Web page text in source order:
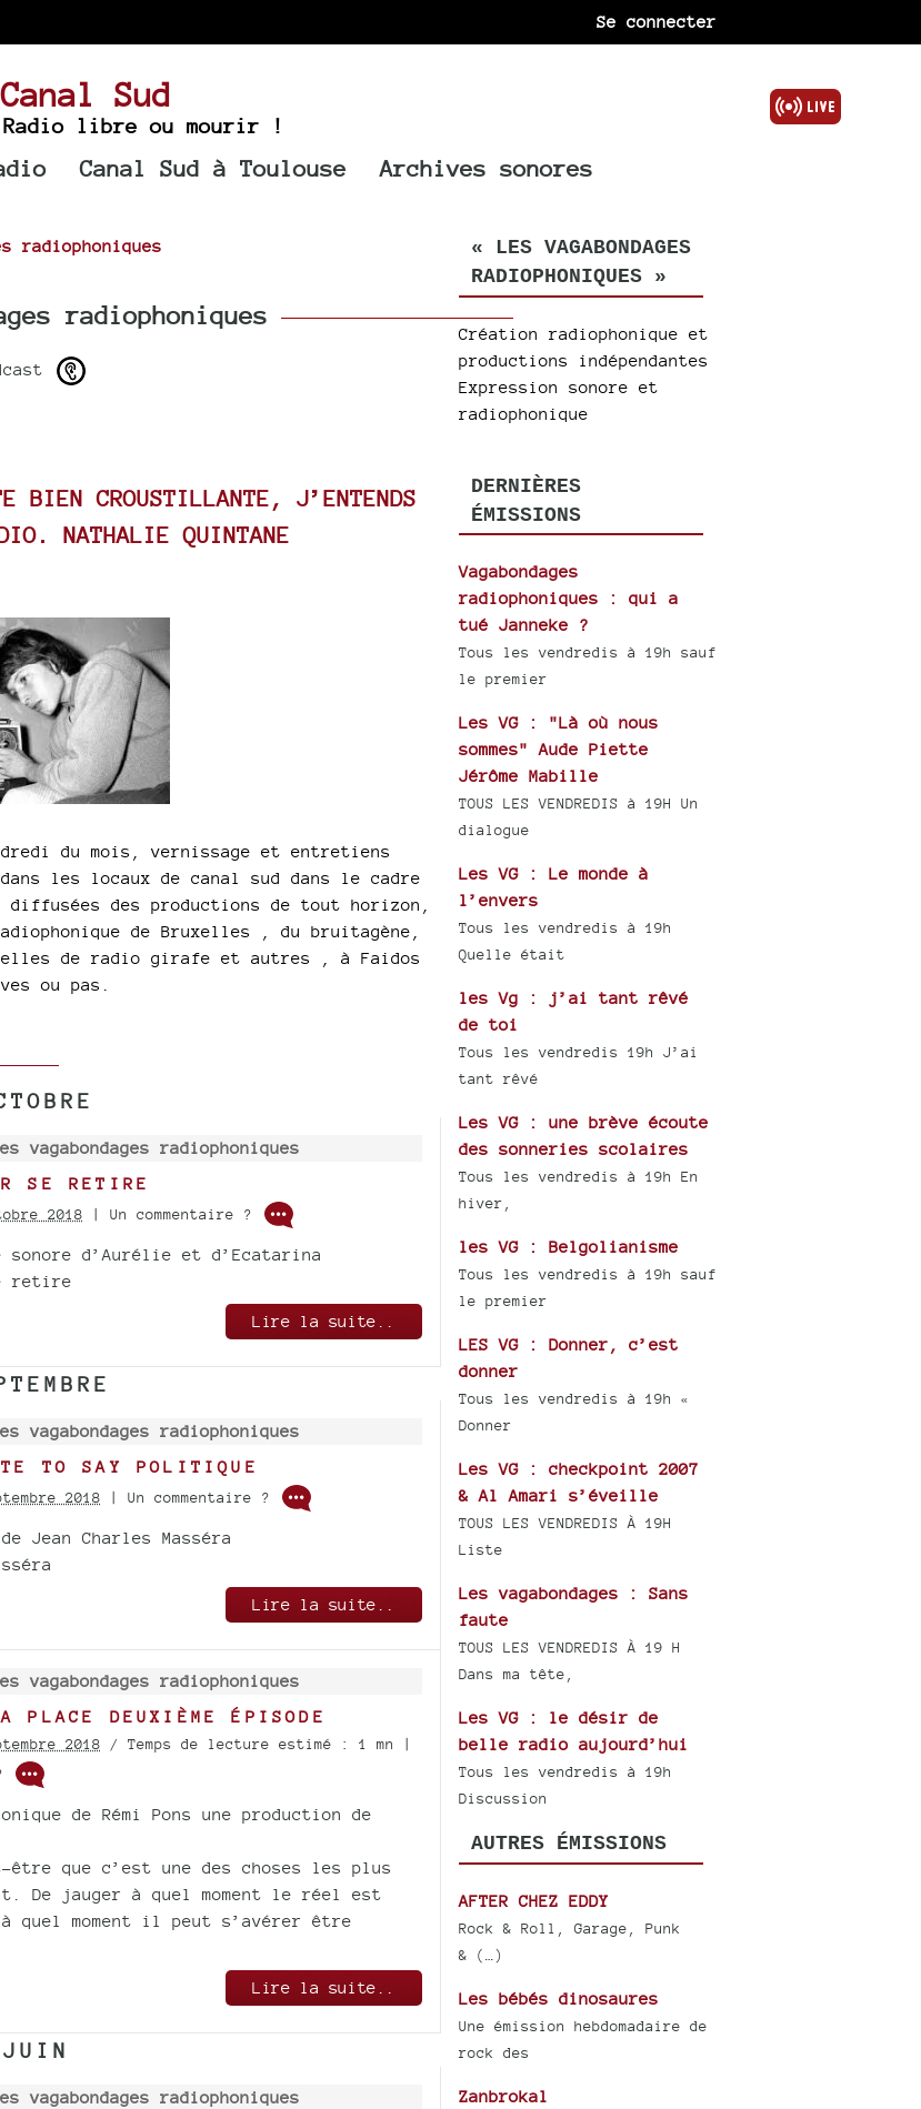
Se connecter
Canal Sud
Radio libre ou mourir !
Canal Sud à Toulouse Archives sonores
radiophoniques
radiophoniques
BIEN CROUSTILLANTE, J’ENTENDS
NATHALIE QUINTANE
du mois, vernissage et entretiens
les locaux de canal sud dans le cadre
diffusées des productions de tout horizon,
de Bruxelles , du bruitagène,
de radio girafe et autres , à Faidos
ou pas.
vagabondages radiophoniques
SE RETIRE
2018 | Un commentaire ?
sonore d’Aurélie et d’Ecatarina
retire
Lire la suite..
vagabondages radiophoniques
TO SAY POLITIQUE
2018 | Un commentaire ?
Jean Charles Masséra
Lire la suite..
vagabondages radiophoniques
DEUXIÈME ÉPISODE
2018 / Temps de lecture estimé : 1 mn |
de Rémi Pons une production de
que c’est une des choses les plus
De jauger à quel moment le réel est
quel moment il peut s’avérer être
Lire la suite..
JUIN
vagabondages radiophoniques
« LES VAGABONDAGES
RADIOPHONIQUES »
Création radiophonique et
productions indépendantes
Expression sonore et
radiophonique
DERNIÈRES
ÉMISSIONS
Vagabondages
radiophoniques : qui a
tué Janneke ?
Tous les vendredis à 19h sauf
le premier
Les VG : "Là où nous
sommes" Aude Piette
Jérôme Mabille
TOUS LES VENDREDIS à 19H Un
dialogue
Les VG : Le monde à
l’envers
Tous les vendredis à 19h
Quelle était
les Vg : j’ai tant rêvé
de toi
Tous les vendredis 19h J’ai
tant rêvé
Les VG : une brève écoute
des sonneries scolaires
Tous les vendredis à 19h En
hiver,
les VG : Belgolianisme
Tous les vendredis à 19h sauf
le premier
LES VG : Donner, c’est
donner
Tous les vendredis à 19h «
Donner
Les VG : checkpoint 2007
& Al Amari s’éveille
TOUS LES VENDREDIS À 19H
Liste
Les vagabondages : Sans
faute
TOUS LES VENDREDIS À 19 H
Dans ma tête,
Les VG : le désir de
belle radio aujourd’hui
Tous les vendredis à 19h
Discussion
AUTRES ÉMISSIONS
AFTER CHEZ EDDY
Rock & Roll, Garage, Punk
& (…)
Les bébés dinosaures
Une émission hebdomadaire de
rock des
Zanbrokal